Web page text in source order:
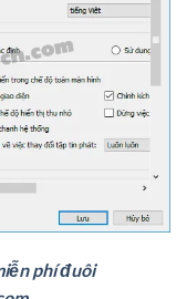
phí đuôi